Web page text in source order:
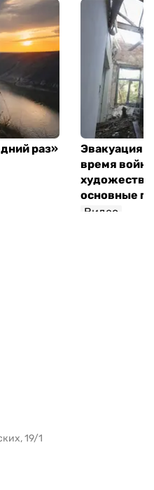
раз»
Эвакуация
время
основные
Видео
19/1